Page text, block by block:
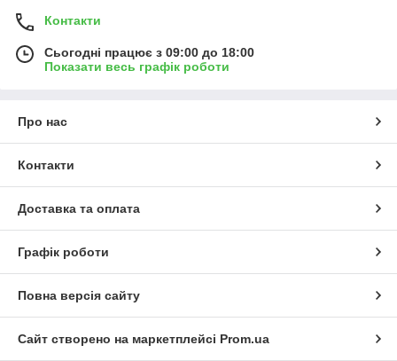
Контакти
Сьогодні працює з 09:00 до 18:00
Показати весь графік роботи
Про нас
Контакти
Доставка та оплата
Графік роботи
Повна версія сайту
Сайт створено на маркетплейсі Prom.ua